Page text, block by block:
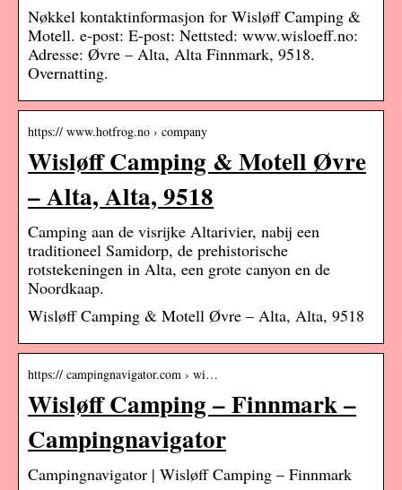
Nøkkel kontaktinformasjon for Wisløff Camping &
Motell. e-post: E-post: Nettsted: www.wisloeff.no:
Adresse: Øvre – Alta, Alta Finnmark, 9518.
Overnatting.
https:// www.hotfrog.no › company
Wisløff Camping & Motell Øvre
– Alta, Alta, 9518
Camping aan de visrijke Altarivier, nabij een
traditioneel Samidorp, de prehistorische
rotstekeningen in Alta, een grote canyon en de
Noordkaap.
Wisløff Camping & Motell Øvre – Alta, Alta, 9518
https:// campingnavigator.com › wi…
Wisløff Camping – Finnmark –
Campingnavigator
Campingnavigator | Wisløff Camping – Finnmark